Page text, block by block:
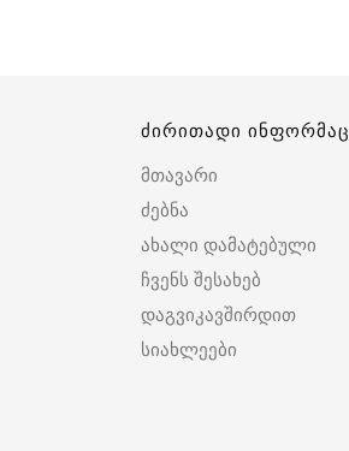
ძირითადი
მთავარი
ძებნა
ახალი დამატებული
ჩვენს შესახებ
დაგვიკავშირდით
სიახლეები